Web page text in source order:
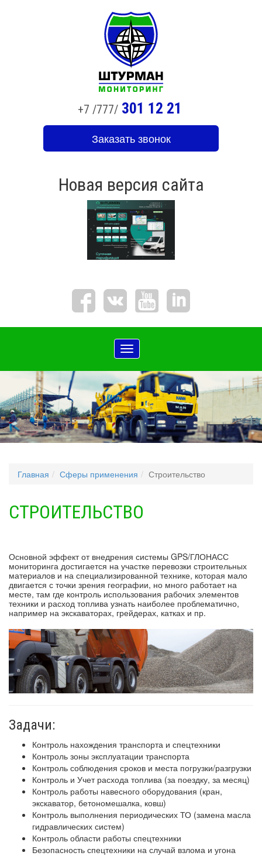
+7 /777/301 12 21
Заказать звонок
Новая версия сайта
Toggle
Главная Сферы применения Строительство
СТРОИТЕЛЬСТВО
Основной эффект от внедрения системы GPS/ГЛОНАСС
мониторинга достигается на участке перевозки строительных
материалов и на специализированной технике, которая мало
двигается с точки зрения географии, но много работает на
месте, там где контроль использования рабочих элементов
техники и расход топлива узнать наиболее проблематично,
например на экскаваторах, грейдерах, катках и пр.
Задачи:
Контроль нахождения транспорта и спецтехники
Контроль зоны эксплуатации транспорта
Контроль соблюдения сроков и места погрузки/разгрузки
Контроль и Учет расхода топлива (за поездку, за месяц)
Контроль работы навесного оборудования (кран,
экскаватор, бетономешалка, ковш)
Контроль выполнения периодических ТО (замена масла
гидравлических систем)
Контроль области работы спецтехники
Безопасность спецтехники на случай взлома и угона